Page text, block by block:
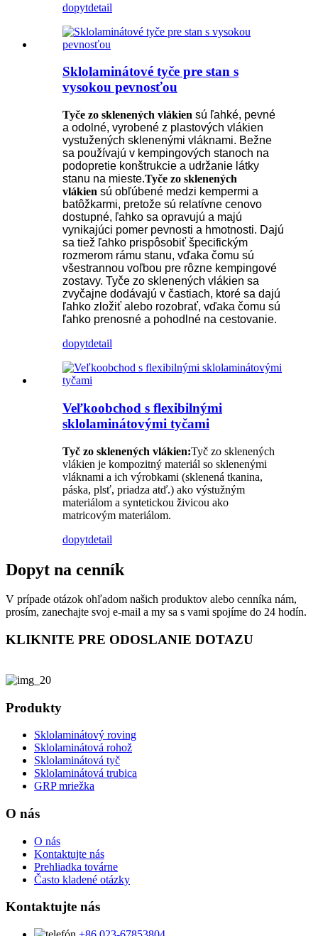
dopytdetail
Sklolaminátové tyče pre stan s
vysokou pevnosťou
Tyče zo sklenených vlákien sú ľahké, pevné
a odolné, vyrobené z plastových vlákien
vystužených sklenenými vláknami. Bežne
sa používajú v kempingových stanoch na
podopretie konštrukcie a udržanie látky
stanu na mieste.Tyče zo sklenených
vlákien sú obľúbené medzi kempermi a
batôžkarmi, pretože sú relatívne cenovo
dostupné, ľahko sa opravujú a majú
vynikajúci pomer pevnosti a hmotnosti. Dajú
sa tiež ľahko prispôsobiť špecifickým
rozmerom rámu stanu, vďaka čomu sú
všestrannou voľbou pre rôzne kempingové
zostavy. Tyče zo sklenených vlákien sa
zvyčajne dodávajú v častiach, ktoré sa dajú
ľahko zložiť alebo rozobrať, vďaka čomu sú
ľahko prenosné a pohodlné na cestovanie.
dopytdetail
Veľkoobchod s flexibilnými
sklolaminátovými tyčami
Tyč zo sklenených vlákien:Tyč zo sklenených
vlákien je kompozitný materiál so sklenenými
vláknami a ich výrobkami (sklenená tkanina,
páska, plsť, priadza atď.) ako výstužným
materiálom a syntetickou živicou ako
matricovým materiálom.
dopytdetail
Dopyt na cenník
V prípade otázok ohľadom našich produktov alebo cenníka nám,
prosím, zanechajte svoj e-mail a my sa s vami spojíme do 24 hodín.
KLIKNITE PRE ODOSLANIE DOTAZU
Produkty
Sklolaminátový roving
Sklolaminátová rohož
Sklolaminátová tyč
Sklolaminátová trubica
GRP mriežka
O nás
O nás
Kontaktujte nás
Prehliadka továrne
Často kladené otázky
Kontaktujte nás